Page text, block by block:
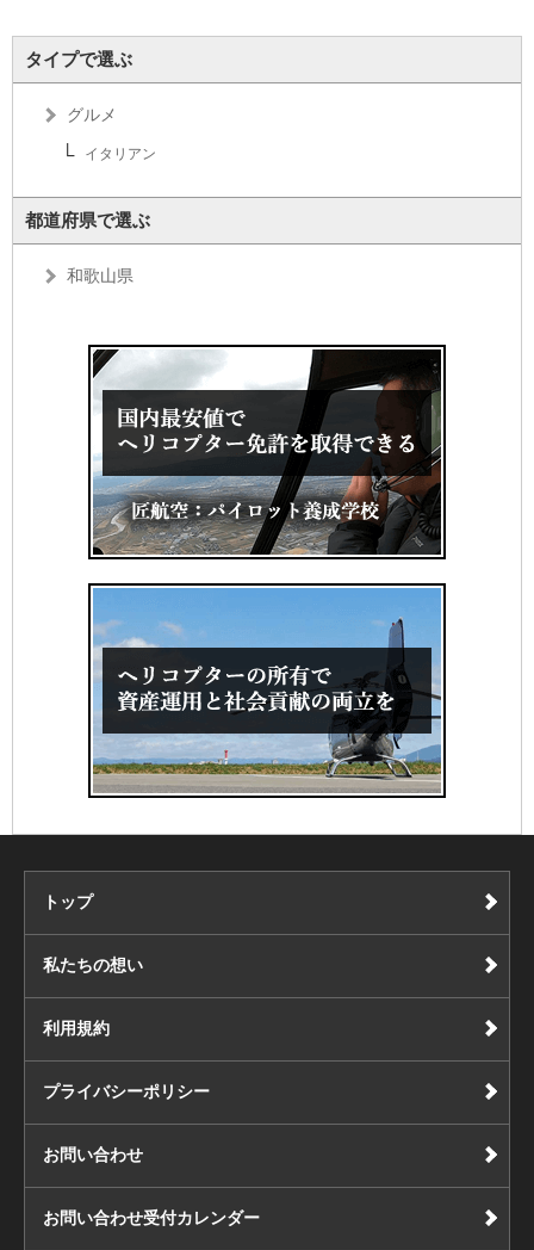
タイプで選ぶ
グルメ
イタリアン
都道府県で選ぶ
和歌山県
トップ
私たちの想い
利用規約
プライバシーポリシー
お問い合わせ
お問い合わせ受付カレンダー